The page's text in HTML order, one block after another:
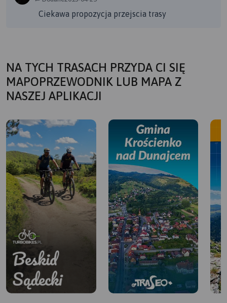
Ciekawa propozycja przejscia trasy
NA TYCH TRASACH PRZYDA CI SIĘ
MAPOPRZEWODNIK LUB MAPA Z
NASZEJ APLIKACJI